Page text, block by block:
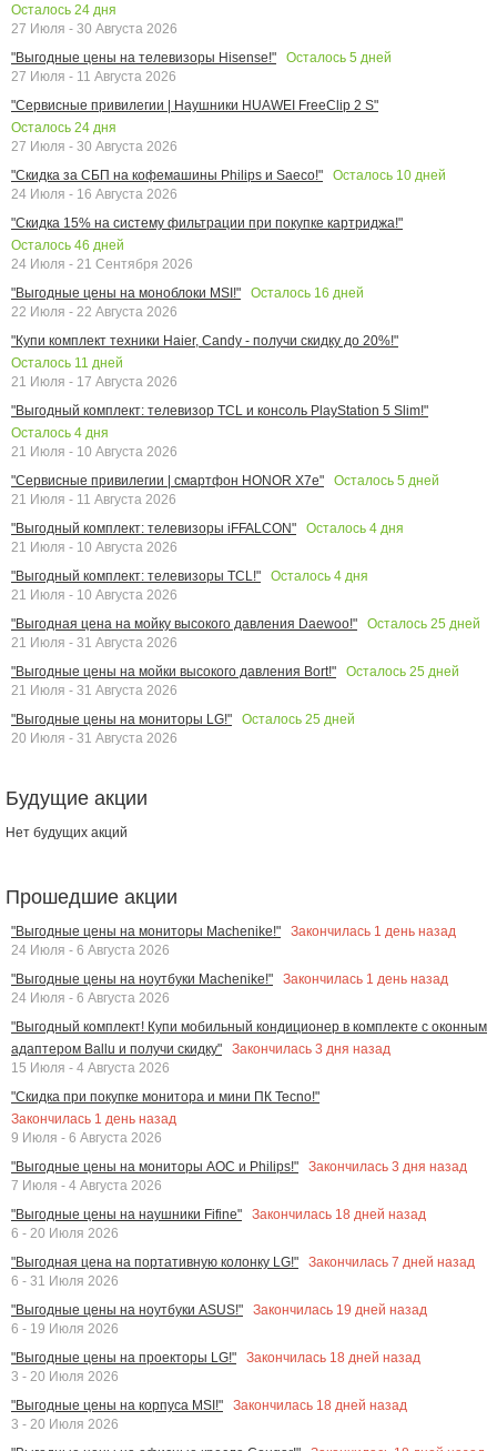
Осталось 24 дня
27 Июля - 30 Августа 2026
"Выгодные цены на телевизоры Hisense!"
Осталось 5 дней
27 Июля - 11 Августа 2026
"Сервисные привилегии | Наушники HUAWEI FreeClip 2 S"
Осталось 24 дня
27 Июля - 30 Августа 2026
"Скидка за СБП на кофемашины Philips и Saeco!"
Осталось 10 дней
24 Июля - 16 Августа 2026
"Скидка 15% на систему фильтрации при покупке картриджа!"
Осталось 46 дней
24 Июля - 21 Сентября 2026
"Выгодные цены на моноблоки MSI!"
Осталось 16 дней
22 Июля - 22 Августа 2026
"Купи комплект техники Haier, Candy - получи скидку до 20%!"
Осталось 11 дней
21 Июля - 17 Августа 2026
"Выгодный комплект: телевизор TCL и консоль PlayStation 5 Slim!"
Осталось 4 дня
21 Июля - 10 Августа 2026
"Сервисные привилегии | смартфон HONOR X7e"
Осталось 5 дней
21 Июля - 11 Августа 2026
"Выгодный комплект: телевизоры iFFALCON"
Осталось 4 дня
21 Июля - 10 Августа 2026
"Выгодный комплект: телевизоры TCL!"
Осталось 4 дня
21 Июля - 10 Августа 2026
"Выгодная цена на мойку высокого давления Daewoo!"
Осталось 25 дней
21 Июля - 31 Августа 2026
"Выгодные цены на мойки высокого давления Bort!"
Осталось 25 дней
21 Июля - 31 Августа 2026
"Выгодные цены на мониторы LG!"
Осталось 25 дней
20 Июля - 31 Августа 2026
Будущие акции
Нет будущих акций
Прошедшие акции
"Выгодные цены на мониторы Machenike!" Закончилась 1 день назад
24 Июля - 6 Августа 2026
"Выгодные цены на ноутбуки Machenike!"
Закончилась 1 день назад
24 Июля - 6 Августа 2026
"Выгодный комплект! Купи мобильный кондиционер в комплекте с оконным
адаптером Ballu и получи скидку"
Закончилась 3 дня назад
15 Июля - 4 Августа 2026
"Скидка при покупке монитора и мини ПК Tecno!"
Закончилась 1 день назад
9 Июля - 6 Августа 2026
"Выгодные цены на мониторы AOC и Philips!"
Закончилась 3 дня назад
7 Июля - 4 Августа 2026
"Выгодные цены на наушники Fifine"
Закончилась 18 дней назад
6 - 20 Июля 2026
"Выгодная цена на портативную колонку LG!"
Закончилась 7 дней назад
6 - 31 Июля 2026
"Выгодные цены на ноутбуки ASUS!"
Закончилась 19 дней назад
6 - 19 Июля 2026
"Выгодные цены на проекторы LG!"
Закончилась 18 дней назад
3 - 20 Июля 2026
"Выгодные цены на корпуса MSI!"
Закончилась 18 дней назад
3 - 20 Июля 2026